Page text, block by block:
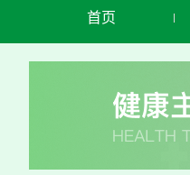
使
首页